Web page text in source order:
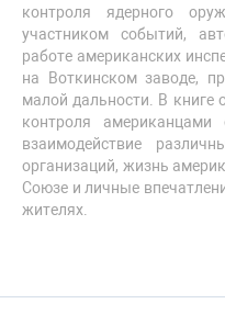
контроля ядерного
участником событий,
работе американских
на Воткинском заводе,
малой дальности. В книге
контроля американцами
взаимодействие
организаций, жизнь
Союзе и личные
жителях.